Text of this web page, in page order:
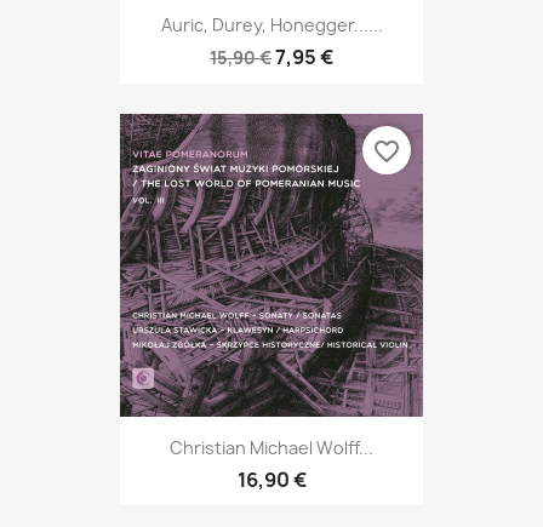
Auric, Durey, Honegger......
15,90 €7,95 €
Christian Michael Wolff...
16,90 €
favorite_border